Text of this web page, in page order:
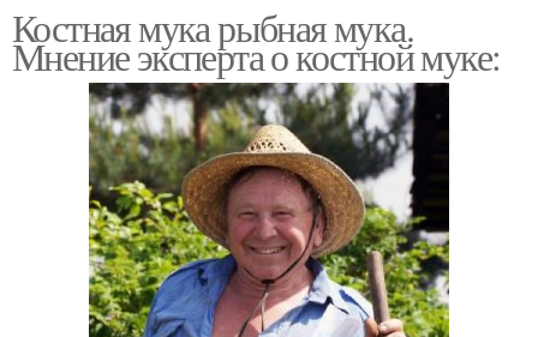
Костная мука рыбная мука.
Мнение эксперта о костной муке: